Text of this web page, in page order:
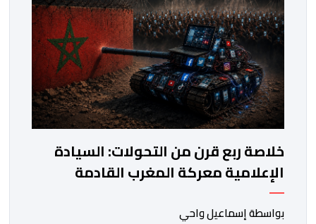
خلاصة ربع قرن من التحولات: السيادة
الإعلامية معركة المغرب القادمة
بواسطة إسماعيل واحي